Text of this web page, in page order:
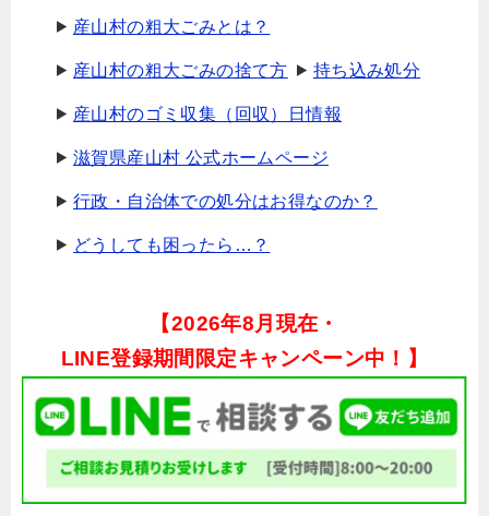
産山村の粗大ごみとは？
産山村の粗大ごみの捨て方 持ち込み処分
産山村のゴミ収集（回収）日情報
滋賀県産山村 公式ホームページ
行政・自治体での処分はお得なのか？
どうしても困ったら…？
【2026年8月現在・
LINE登録期間限定キャンペーン中！】